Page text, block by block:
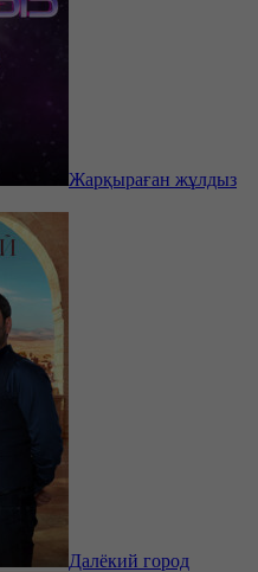
Жарқыраған жұлдыз
Далёкий город